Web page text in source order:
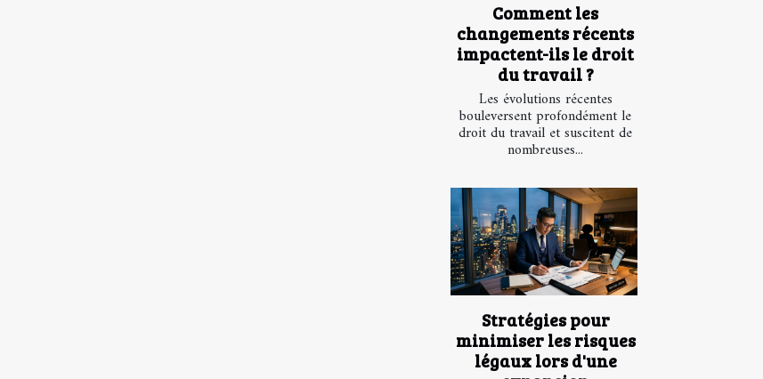
Comment les
changements récents
impactent-ils le droit
du travail ?
Les évolutions récentes
bouleversent profondément le
droit du travail et suscitent de
nombreuses...
Stratégies pour
minimiser les risques
légaux lors d'une